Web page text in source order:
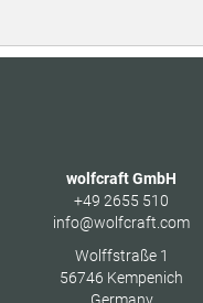
wolfcraft GmbH
+49 2655 510
info@wolfcraft.com
Wolffstraße 1
56746 Kempenich